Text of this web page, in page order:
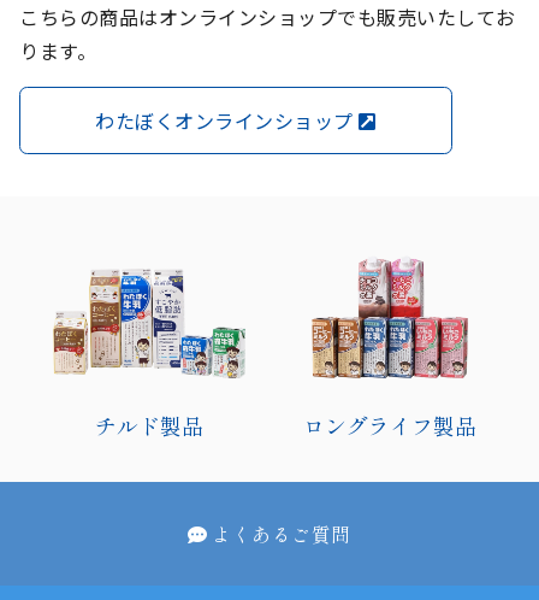
こちらの商品はオンラインショップでも販売いたしてお
ります。
わたぼくオンラインショップ
チルド製品 ロングライフ製品
よくあるご質問